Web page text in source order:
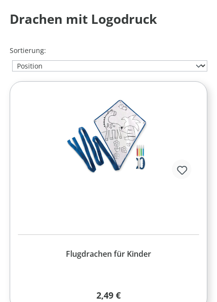
Drachen mit Logodruck
Sortierung:
Flugdrachen für Kinder
Regulärer Preis:
2,49 €